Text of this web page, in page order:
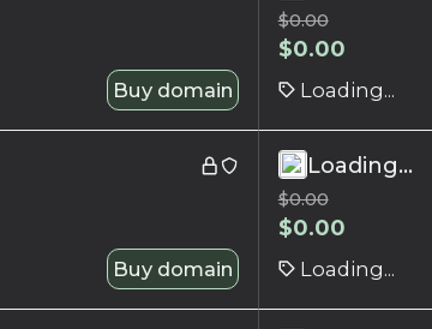
Buy domain
$0.00
$0.00
Loading...
Buy domain
Loading...
$0.00
$0.00
Loading...